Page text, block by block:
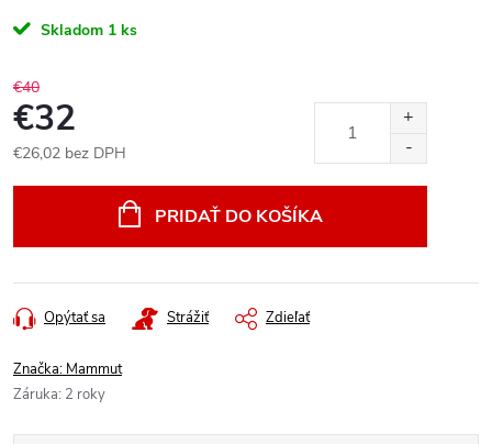
Skladom 1 ks
€40
€32
€26,02 bez DPH
PRIDAŤ DO KOŠÍKA
Opýtať sa Strážiť Zdieľať
Značka: Mammut
Záruka: 2 roky